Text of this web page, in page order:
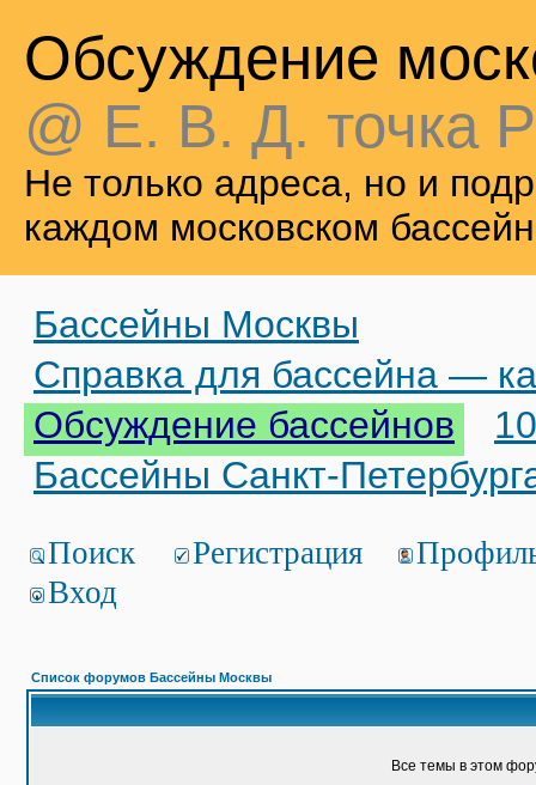
Обсуждение
@ Е. В. Д. точка
Не только адреса, но и
каждом московском
Бассейны Москвы
Справка для бассейна —
Обсуждение бассейнов
Бассейны Санкт-
Поиск Регистрация
Вход
Список форумов Бассейны Москвы
Все темы в этом